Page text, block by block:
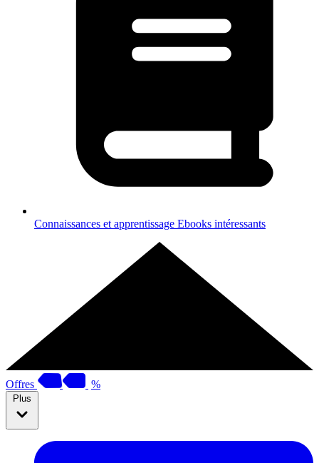
Connaissances et apprentissage Ebooks intéressants
Offres %
Plus